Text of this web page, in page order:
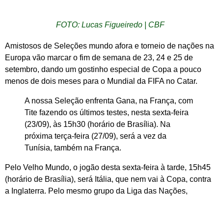
FOTO: Lucas Figueiredo | CBF
Amistosos de Seleções mundo afora e torneio de nações na
Europa vão marcar o fim de semana de 23, 24 e 25 de
setembro, dando um gostinho especial de Copa a pouco
menos de dois meses para o Mundial da FIFA no Catar.
A nossa Seleção enfrenta Gana, na França, com
Tite fazendo os últimos testes, nesta sexta-feira
(23/09), às 15h30 (horário de Brasília). Na
próxima terça-feira (27/09), será a vez da
Tunísia, também na França.
Pelo Velho Mundo, o jogão desta sexta-feira à tarde, 15h45
(horário de Brasília), será Itália, que nem vai à Copa, contra
a Inglaterra. Pelo mesmo grupo da Liga das Nações,